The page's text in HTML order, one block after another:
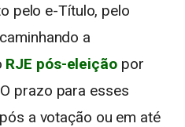
pelo e-Título, pelo
a
RJE pós-eleiçãopor
prazo para esses
a votação ou em até